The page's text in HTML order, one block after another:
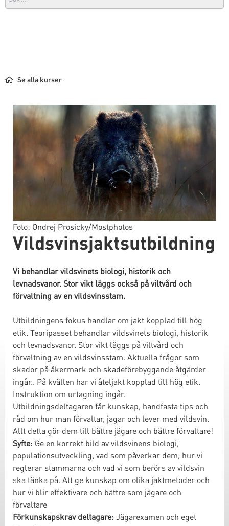
Se alla kurser
Foto: Ondrej Prosicky/Mostphotos
Vildsvinsjaktsutbildning
Vi behandlar vildsvinets biologi, historik och
levnadsvanor. Stor vikt läggs också på viltvård och
förvaltning av en vildsvinsstam.
Utbildningens fokus handlar om jakt kopplad till hög
etik. Teoripasset behandlar vildsvinets biologi, historik
och levnadsvanor. Stor vikt läggs på viltvård och
förvaltning av en vildsvinsstam. Aktuella frågor som
skador på åkermark och skadeförebyggande åtgärder
ingår.. På kvällen har vi åteljakt kopplad till hög etik.
Instruktion om urtagning ingår.
Utbildningsdeltagaren får kunskap, handfasta tips och
råd om hur man förvaltar, jagar och lever med vildsvin.
Allt detta gör dem till bättre jägare och bättre förvaltare!
Syfte: Ge en korrekt bild av vildsvinens biologi,
populationsutveckling, vad som påverkar dem, hur vi
reglerar stammarna och vad vi som berörs av vildsvin
ska tänka på. Att ge kunskap om olika jaktmetoder och
hur vi blir effektivare och bättre som jägare och
förvaltare
Förkunskapskrav deltagare: Jägarexamen och eget